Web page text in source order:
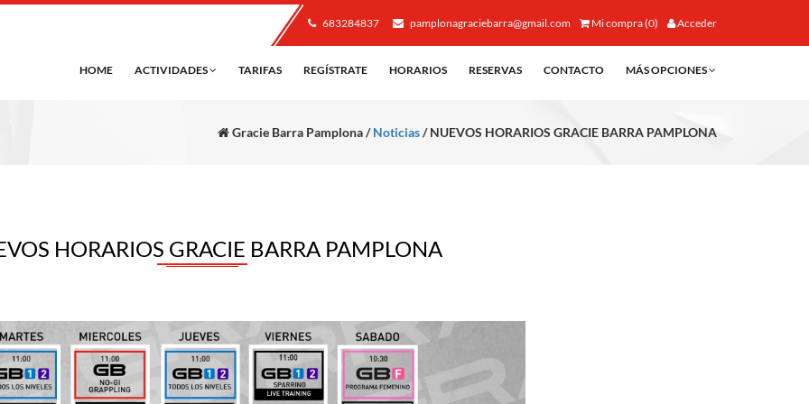
683284837 pamplonagraciebarra@gmail.com Mi compra (0) Acceder
HOME ACTIVIDADES TARIFAS REGÍSTRATE HORARIOS RESERVAS CONTACTO MÁS OPCIONES
Gracie Barra Pamplona /Noticias/ NUEVOS HORARIOS GRACIE BARRA PAMPLONA
HORARIOS GRACIE BARRA PAMPLONA